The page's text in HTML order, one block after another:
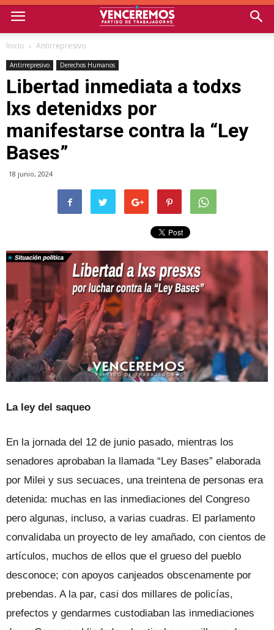
Inicio Antirrepresivo
Antirrepresivo Derechos Humanos
Libertad inmediata a todxs
lxs detenidxs por
manifestarse contra la “Ley
Bases”
18 junio, 2024
La ley del saqueo
En la jornada del 12 de junio pasado, mientras los
senadores aprobaban la llamada “Ley Bases” elaborada
por Milei y sus secuaces, una treintena de personas era
detenida: muchas en las inmediaciones del Congreso
pero algunas, incluso, a varias cuadras. El parlamento
convalidaba un proyecto de ley amañado, con cientos de
artículos, muchos de ellos que el grueso del pueblo
desconoce; con apoyos canjeados obscenamente por
prebendas. A la par, casi dos millares de policías,
prefectos y gendarmes custodiaban las inmediaciones